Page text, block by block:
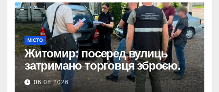
МІСТО
Житомир: посеред вулиць
затримано торговця зброєю.
06.08.2026